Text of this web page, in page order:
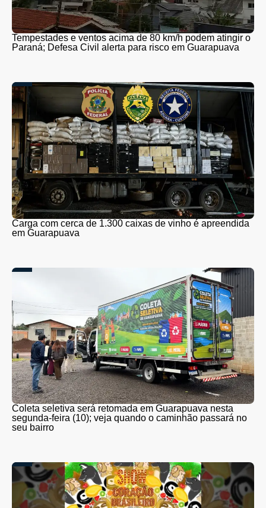
Tempestades e ventos acima de 80 km/h podem atingir o
Paraná; Defesa Civil alerta para risco em Guarapuava
Carga com cerca de 1.300 caixas de vinho é apreendida
em Guarapuava
Coleta seletiva será retomada em Guarapuava nesta
segunda-feira (10); veja quando o caminhão passará no
seu bairro